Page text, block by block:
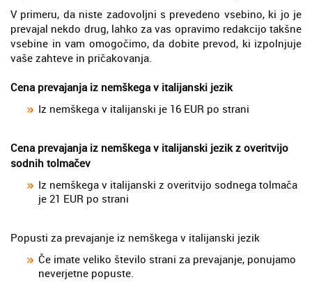
V primeru, da niste zadovoljni s prevedeno vsebino, ki jo je
prevajal nekdo drug, lahko za vas opravimo redakcijo takšne
vsebine in vam omogočimo, da dobite prevod, ki izpolnjuje
vaše zahteve in pričakovanja.
Cena prevajanja iz nemškega v italijanski jezik
Iz nemškega v italijanski je 16 EUR po strani
Cena prevajanja iz nemškega v italijanski jezik z overitvijo
sodnih tolmačev
Iz nemškega v italijanski z overitvijo sodnega tolmača
je 21 EUR po strani
Popusti za prevajanje iz nemškega v italijanski jezik
Če imate veliko število strani za prevajanje, ponujamo
neverjetne popuste.